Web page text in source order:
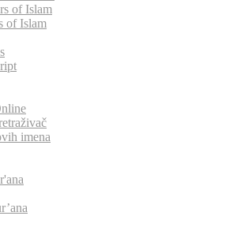
of Islam
of Islam
imena